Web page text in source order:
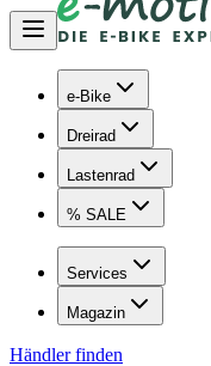
e-Bike
Dreirad
Lastenrad
% SALE
Services
Magazin
Händler finden